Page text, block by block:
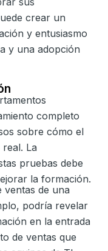
crear un
y entusiasmo
y una adopción
completo
sobre cómo el
La
pruebas debe
la formación.
ventas de una
podría revelar
en la entrada
de ventas que